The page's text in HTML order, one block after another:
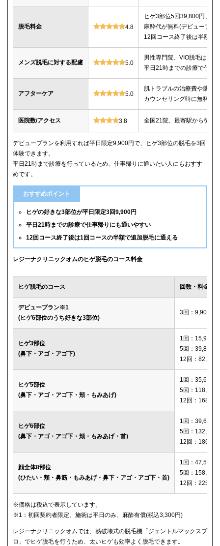
脱毛料金 4.8
ヒゲ3部位5回39,800円、ヒ
麻酔代が無料(デビュープラ
12回コース終了後は半額で
メンズ脱毛に対する配慮 5.0
男性専門院、VIO脱毛は必
平日21時までの診療で仕事
アフターケア 5.0
肌トラブルの治療費や薬代
カウンセリング時に無料で
医院数/アクセス 3.8 全国21院、最寄駅から徒歩
デビュープランを利用すれば平日限定9,900円で、ヒゲ3部位の脱毛を3回
体験できます。
平日21時まで診療を行っているため、仕事帰りに通いたい人にもおすす
めです。
おすすめポイント
ヒゲの好きな3部位が平日限定3回9,900円
平日21時までの診療で仕事帰りにも通いやすい
12回コース終了後は1回コースの半額で追加脱毛に通える
レジーナクリニックオムのヒゲ脱毛のコース料金
ヒゲ脱毛のコース 回数・料金
デビュープラン※1
(ヒゲ6部位のうち好きな3部位)
3回：9,900円
ヒゲ3部位
(鼻下・アゴ・アゴ下)
1回：15,920円
5回：39,800円
12回：82,560
ヒゲ5部位
(鼻下・アゴ・アゴ下・頬・もみあげ)
1回：35,640円
5回：118,800
12回：
ヒゲ6部位
(鼻下・アゴ・アゴ下・頬・もみあげ・首)
1回：39,600円
5回：132,000
12回：
顔全体8部位
(ひたい・頬・鼻筋・もみあげ・鼻下・アゴ・アゴ下・首)
1回：47,520円
5回：158,400
12回：
※価格は税込で表示しています。
※1：初回契約者限定、施術は平日のみ、麻酔有償(税込3,300円)
レジーナクリニックオムでは、熱破壊式の脱毛機「ジェントルマックスプ
ロ」でヒゲ脱毛を行うため、太いヒゲも効率よく脱毛できます。